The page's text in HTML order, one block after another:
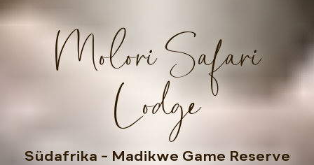
Molori Safari
Lodge
Südafrika – Madikwe Game Reserve